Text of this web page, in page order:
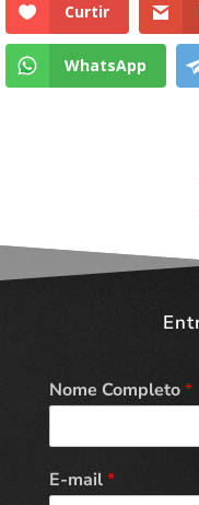
Curtir
WhatsApp
Nome Completo*
E-mail*